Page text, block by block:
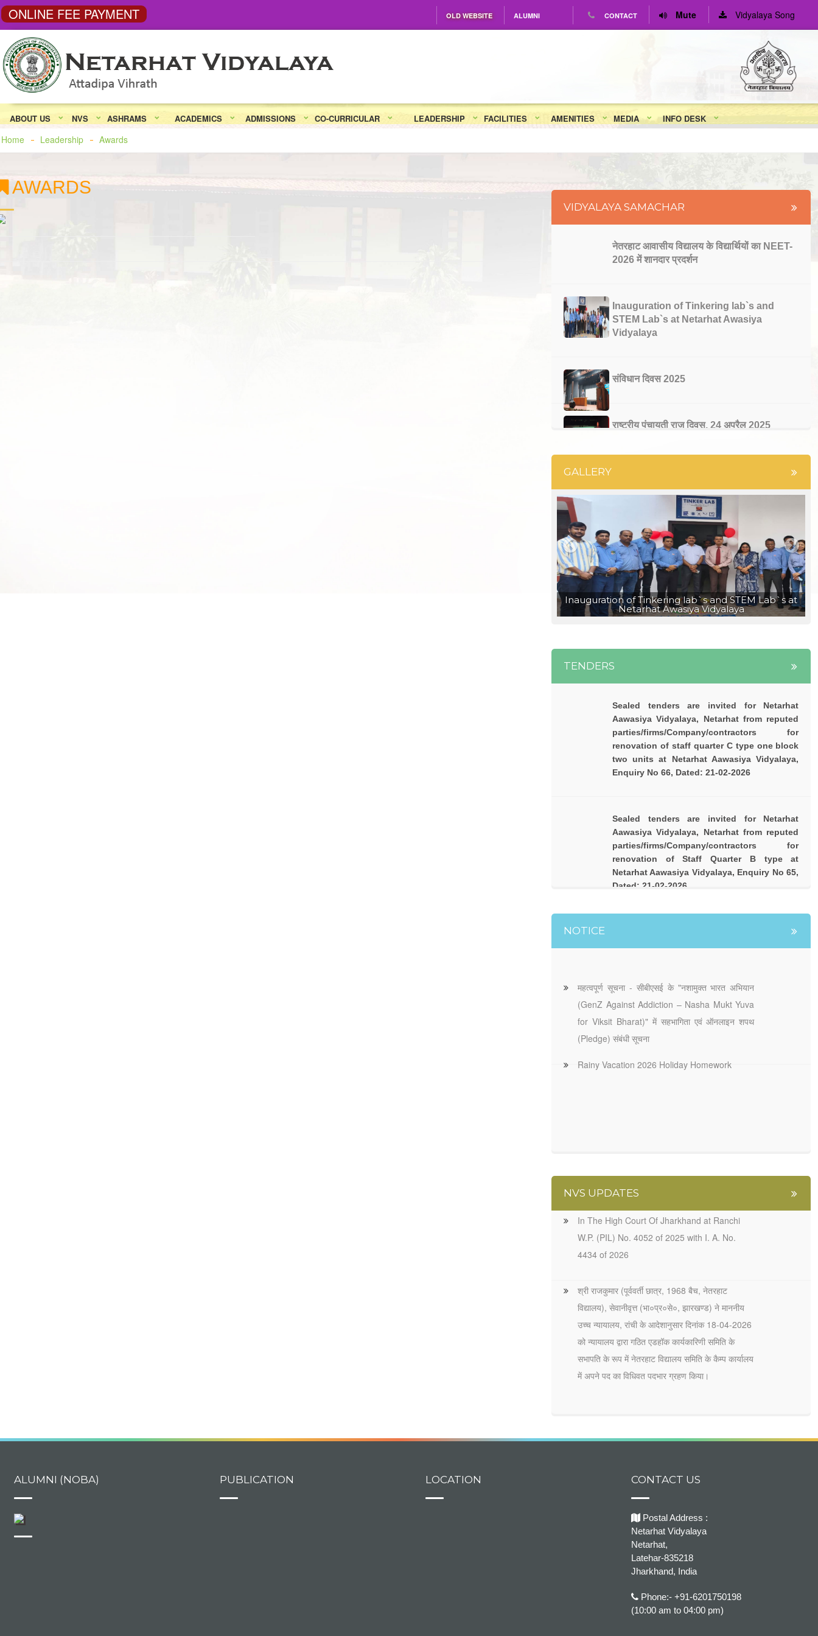
ONLINE FEE PAYMENT OLD WEBSITE ALUMNI CONTACT Mute Vidyalaya Song
ABOUT US NVS ASHRAMS ACADEMICS ADMISSIONS CO-CURRICULAR LEADERSHIP FACILITIES AMENITIES MEDIA INFO DESK
Home Leadership Awards
AWARDS
VIDYALAYA SAMACHAR
नेतरहाट आवासीय विद्यालय के विद्यार्थियों का NEET-
2026 में शानदार प्रदर्शन
Inauguration of Tinkering lab`s and
STEM Lab`s at Netarhat Awasiya
Vidyalaya
संविधान दिवस 2025
राष्ट्रीय पंचायती राज दिवस, 24 अप्रैल 2025
भारतीय संविधान के 75 वर्ष पूरे होने पर राजनीति विज्ञान
नेतरहाट आवासीय विद्यालय के 23 छात्रों ने मेडिकल एवं
इंजीनियरिंग प्रवेश परीक्षा में सफलता प्राप्त की |
नेतरहाट विद्यालय के छह विद्यार्थी नीट ( NEET 2023 ) में
सफल |
GALLERY
Inauguration of Tinkering lab`s and STEM Lab`s at
Netarhat Awasiya Vidyalaya
TENDERS
Sealed tenders are invited for Netarhat
Aawasiya Vidyalaya, Netarhat from reputed
parties/firms/Company/contractors for
renovation of staff quarter C type one block
two units at Netarhat Aawasiya Vidyalaya,
Enquiry No 66, Dated: 21-02-2026
Sealed tenders are invited for Netarhat
Aawasiya Vidyalaya, Netarhat from reputed
parties/firms/Company/contractors for
renovation of Staff Quarter B type at
Netarhat Aawasiya Vidyalaya, Enquiry No 65,
Dated: 21-02-2026
NOTICE
महत्वपूर्ण सूचना - सीबीएसई के "नशामुक्त भारत अभियान
(GenZ Against Addiction – Nasha Mukt Yuva
for Viksit Bharat)" में सहभागिता एवं ऑनलाइन शपथ
(Pledge) संबंधी सूचना
Rainy Vacation 2026 Holiday Homework
NVS UPDATES
In The High Court Of Jharkhand at Ranchi
W.P. (PIL) No. 4052 of 2025 with I. A. No.
4434 of 2026
श्री राजकुमार (पूर्ववर्ती छात्र, 1968 बैच, नेतरहाट
विद्यालय), सेवानीवृत्त (भा०प्र०से०, झारखण्ड) ने माननीय
उच्च न्यायालय, रांची के आदेशानुसार दिनांक 18-04-2026
को न्यायालय द्वारा गठित एडहॉक कार्यकारिणी समिति के
सभापति के रूप में नेतरहाट विद्यालय समिति के कैम्प कार्यालय
में अपने पद का विधिवत पदभार ग्रहण किया।
ALUMNI (NOBA) PUBLICATION LOCATION CONTACT US
Postal Address :
Netarhat Vidyalaya
Netarhat,
Latehar-835218
Jharkhand, India
Phone:- +91-6201750198
(10:00 am to 04:00 pm)